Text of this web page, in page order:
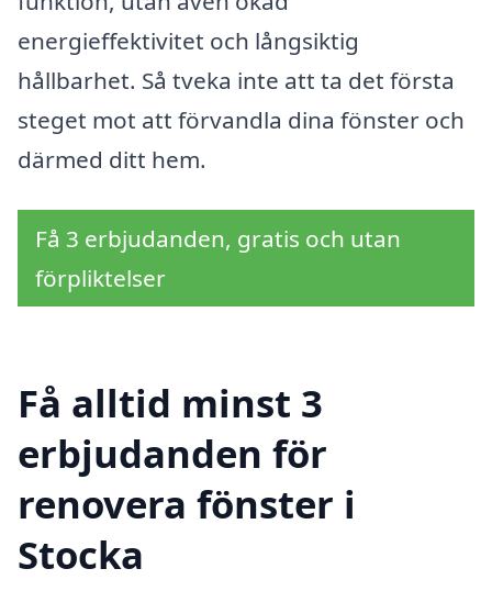
energieffektivitet och långsiktig
hållbarhet. Så tveka inte att ta det första
steget mot att förvandla dina fönster och
därmed ditt hem.
Få 3 erbjudanden, gratis och utan
förpliktelser
Få alltid minst 3
erbjudanden för
renovera fönster i
Stocka